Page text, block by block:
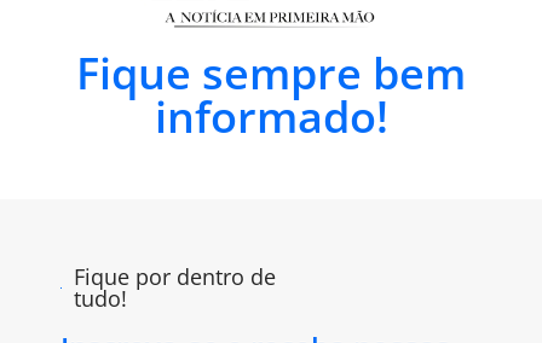
Fique sempre bem
informado!
Fique por dentro de
tudo!